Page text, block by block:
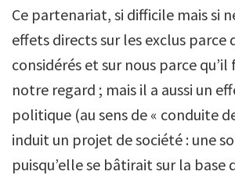
Ce partenariat, si difficile mais si
effets directs sur les exclus parce
considérés et sur nous parce
notre regard ; mais il a aussi un
politique (au sens de « conduite
induit un projet de société : une
puisqu’elle se bâtirait sur la base